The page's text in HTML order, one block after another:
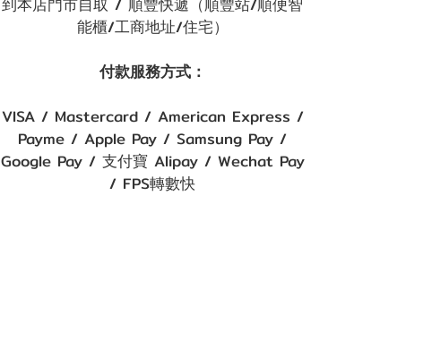
能櫃/工商地址/住宅）
付款服務方式：
VISA / Mastercard / American Express /
Payme / Apple Pay / Samsung Pay /
Google Pay / 支付寶 Alipay / Wechat Pay
/ FPS轉數快